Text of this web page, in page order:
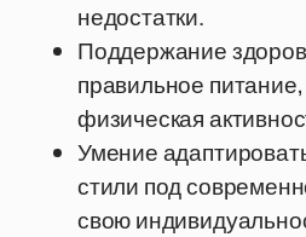
недостатки.
Поддержание
правильное
физическая
Умение
стили под
свою